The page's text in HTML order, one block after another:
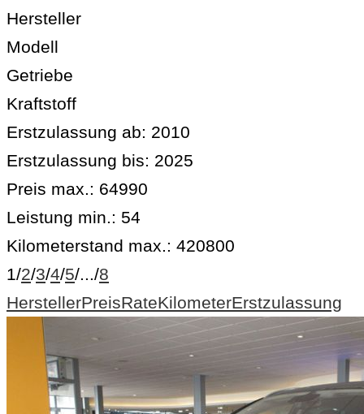
Hersteller
Modell
Getriebe
Kraftstoff
Erstzulassung ab: 2010
Erstzulassung bis: 2025
Preis max.: 64990
Leistung min.: 54
Kilometerstand max.: 420800
1/2/3/4/5/.../8
HerstellerPreisRateKilometerErstzulassung